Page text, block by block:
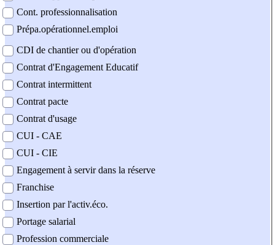
Cont. professionnalisation
Prépa.opérationnel.emploi
CDI de chantier ou d'opération
Contrat d'Engagement Educatif
Contrat intermittent
Contrat pacte
Contrat d'usage
CUI - CAE
CUI - CIE
Engagement à servir dans la réserve
Franchise
Insertion par l'activ.éco.
Portage salarial
Profession commerciale